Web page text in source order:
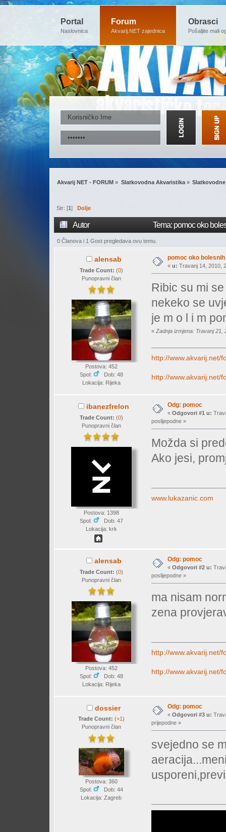
Portal
Naslovnica
Forum
Akvarij.NET zajednica
Obrasci
Pošaljite mali
Akvarij NET - FORUM » Slatkovodna Akvaristika»
Str: [1] Dolje
Autor Tema: pomoc oko
0 Članova i 1 Gost pregledava ovu temu.
alensab
Trade Count: (0)
Punopravni član
Postova: 452
Spol:
Dob: 48
Lokacija: Rijeka
pomoc oko
« u: Travanj 14, 2010,
Ribic su mi
nekeko se
je m o l i m
« Zadnja izmjena: Travanj 21,
http://www.akvarij.net/
http://www.akvarij.net/
ibanezfrelon
Trade Count: (0)
Punopravni član
Postova: 1398
Spol:
Dob: 47
Lokacija: krk
Odg: pomoc
« Odgovori #1 u:
poslijepodne »
Možda si
Ako jesi,
www.lukazanic.com
alensab
Trade Count: (0)
Punopravni član
Postova: 452
Spol:
Dob: 48
Lokacija: Rijeka
Odg: pomoc
« Odgovori #2 u:
poslijepodne »
ma nisam
zena
http://www.akvarij.net/
http://www.akvarij.net/
dossier
Trade Count: (+1)
Punopravni član
Postova: 360
Spol:
Dob: 44
Lokacija: Zagreb
Odg: pomoc
« Odgovori #3 u:
prijepodne »
svejedno se